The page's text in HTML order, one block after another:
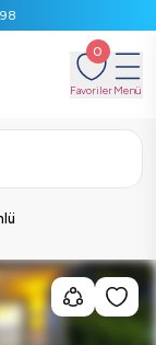
0
FavorilerMenü